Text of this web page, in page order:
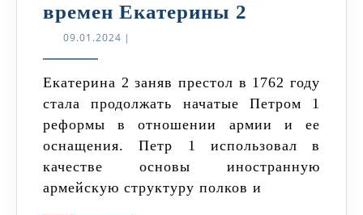
времен Екатерины 2
Екатерины
2
09.01.2024 09.01.2024
|
Екатерина 2 заняв престол в 1762 году
стала продолжать начатые Петром 1
реформы в отношении армии и ее
оснащения. Петр 1 использовал в
качестве основы иностранную
армейскую структуру полков и